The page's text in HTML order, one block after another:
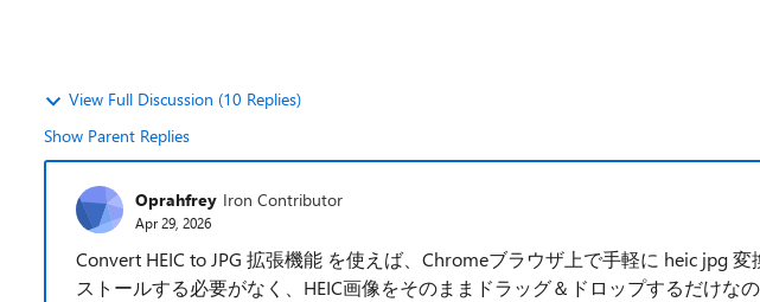
View Full Discussion (10 Replies)
Show Parent Replies
Oprahfrey Iron Contributor
Apr 29, 2026
Convert HEIC to JPG 拡張機能 を使えば、Chromeブラウザ上で手軽に heic jpg
ストールする必要がなく、HEIC画像をそのままドラッグ＆ドロップするだけな